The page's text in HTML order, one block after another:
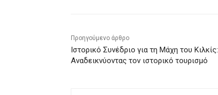
Προηγούμενο άρθρο
Ιστορικό Συνέδριο για τη Μάχη του Κιλκίς:
Αναδεικνύοντας τον ιστορικό τουρισμό